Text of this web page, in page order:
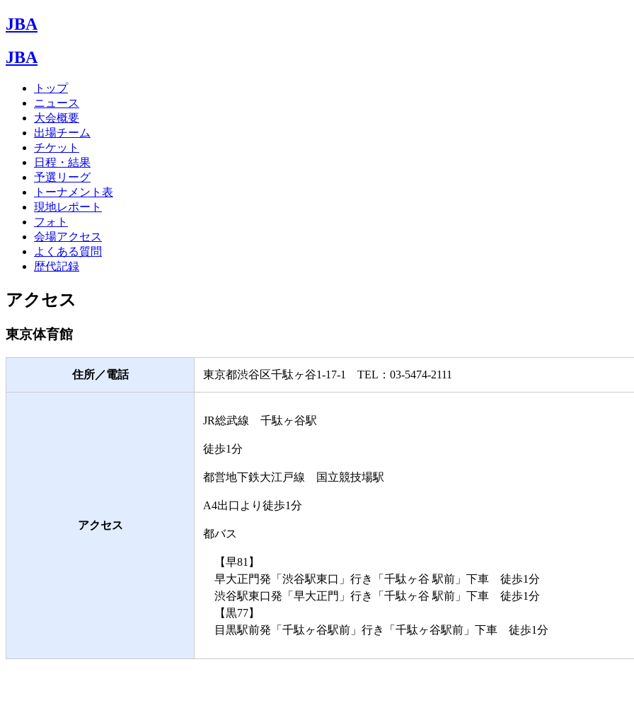
JBA
JBA
トップ
ニュース
大会概要
出場チーム
チケット
日程・結果
予選リーグ
トーナメント表
現地レポート
フォト
会場アクセス
よくある質問
歴代記録
アクセス
東京体育館
住所／電話 東京都渋谷区千駄ヶ谷1-17-1 TEL：03-5474-2111
アクセス
JR総武線 千駄ヶ谷駅
徒歩1分
都営地下鉄大江戸線 国立競技場駅
A4出口より徒歩1分
都バス
【早81】
早大正門発「渋谷駅東口」行き「千駄ヶ谷 駅前」下車 徒歩1分
渋谷駅東口発「早大正門」行き「千駄ヶ谷 駅前」下車 徒歩1分
【黒77】
目黒駅前発「千駄ヶ谷駅前」行き「千駄ヶ谷駅前」下車 徒歩1分